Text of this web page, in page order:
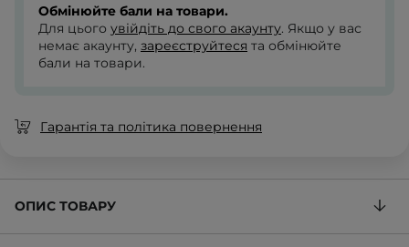
Обмінюйте бали на товари.
Для цього увійдіть до свого акаунту. Якщо у вас
немає акаунту, зареєструйтеся та обмінюйте
бали на товари.
Гарантія та політика повернення
ОПИС ТОВАРУ